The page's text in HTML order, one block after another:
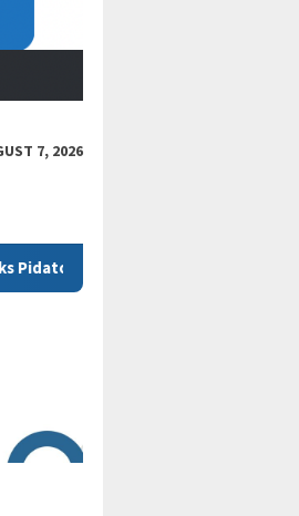
7, 2026
“Bacot Nih Pasien” Berujung